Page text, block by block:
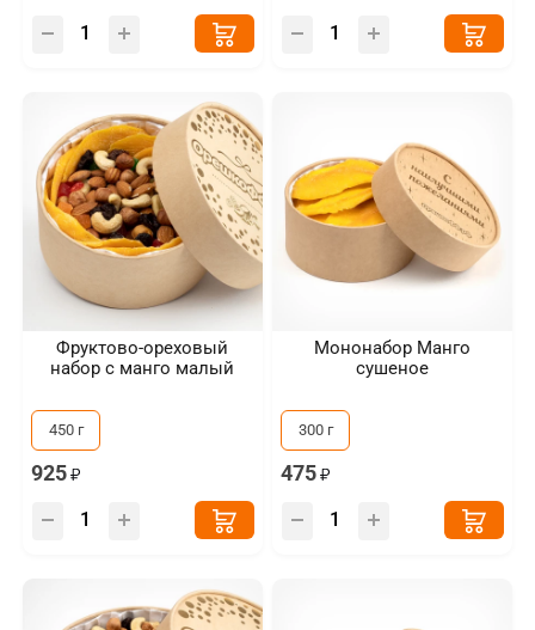
Фруктово-ореховый
набор с манго малый
450 г
925
Мононабор Манго
сушеное
300 г
475